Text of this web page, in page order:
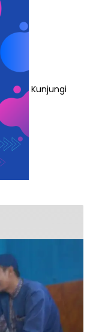
Kunjungi